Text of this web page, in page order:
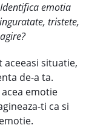
emotia
tristete,
aceeasi situatie,
de-a ta.
emotie
ti ca si